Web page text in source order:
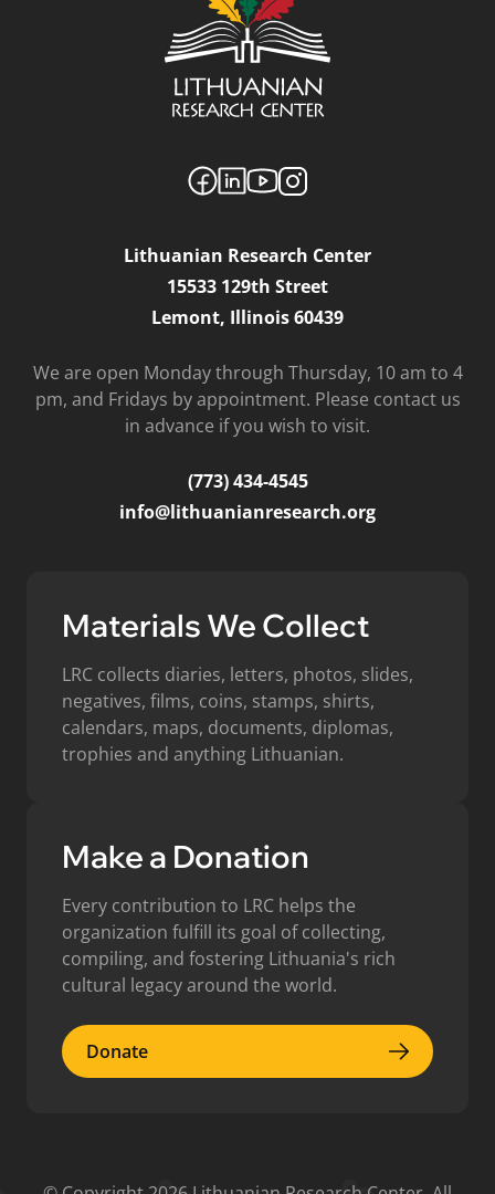
Lithuanian Research Center
15533 129th Street
Lemont, Illinois 60439
We are open Monday through Thursday, 10 am to 4
pm, and Fridays by appointment. Please contact us
in advance if you wish to visit.
(773) 434-4545
info@lithuanianresearch.org
Materials We Collect
LRC collects diaries, letters, photos, slides,
negatives, films, coins, stamps, shirts,
calendars, maps, documents, diplomas,
trophies and anything Lithuanian.
Make a Donation
Every contribution to LRC helps the
organization fulfill its goal of collecting,
compiling, and fostering Lithuania's rich
cultural legacy around the world.
Donate